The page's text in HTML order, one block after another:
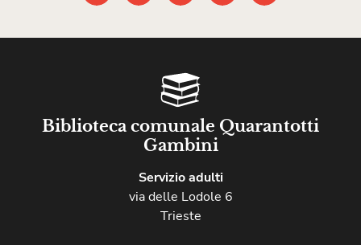
Biblioteca comunale Quarantotti
Gambini
Servizio adulti
via delle Lodole 6
Trieste